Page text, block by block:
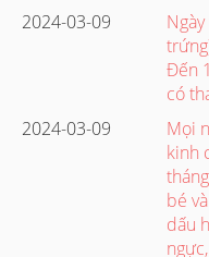
2024-03-09
Đến
có
2024-03-09
Mọi
kinh
bé
dấu